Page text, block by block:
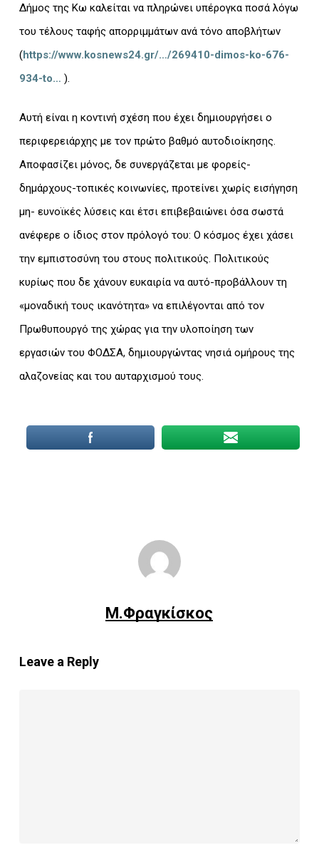
Δήμος της Κω καλείται να πληρώνει υπέρογκα ποσά λόγω
του τέλους ταφής απορριμμάτων ανά τόνο αποβλήτων
(https://www.kosnews24.gr/…/269410-dimos-ko-676-
934-to… ).
Αυτή είναι η κοντινή σχέση που έχει δημιουργήσει ο
περιφερειάρχης με τον πρώτο βαθμό αυτοδιοίκησης.
Αποφασίζει μόνος, δε συνεργάζεται με φορείς-
δημάρχους-τοπικές κοινωνίες, προτείνει χωρίς εισήγηση
μη- ευνοϊκές λύσεις και έτσι επιβεβαιώνει όσα σωστά
ανέφερε ο ίδιος στον πρόλογό του: Ο κόσμος έχει χάσει
την εμπιστοσύνη του στους πολιτικούς. Πολιτικούς
κυρίως που δε χάνουν ευκαιρία να αυτό-προβάλλουν τη
«μοναδική τους ικανότητα» να επιλέγονται από τον
Πρωθυπουργό της χώρας για την υλοποίηση των
εργασιών του ΦΟΔΣΑ, δημιουργώντας νησιά ομήρους της
αλαζονείας και του αυταρχισμού τους.
Μ.Φραγκίσκος
Leave a Reply